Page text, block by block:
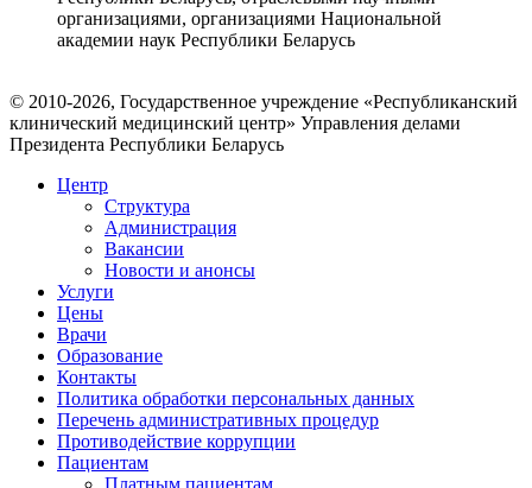
организациями, организациями Национальной
академии наук Республики Беларусь
© 2010-2026, Государственное учреждение «Республиканский
клинический медицинский центр» Управления делами
Президента Республики Беларусь
Центр
Структура
Администрация
Вакансии
Новости и анонсы
Услуги
Цены
Врачи
Образование
Контакты
Политика обработки персональных данных
Перечень административных процедур
Противодействие коррупции
Пациентам
Платным пациентам